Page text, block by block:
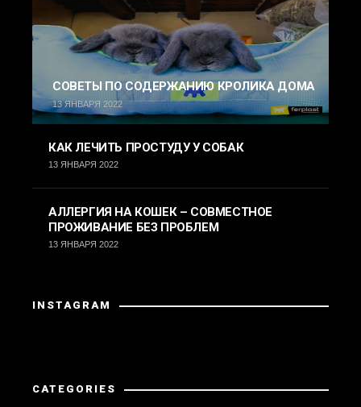
СОВЕТЫ ПО СОДЕРЖАНИЮ КРОЛИКА ДОМА
13 ЯНВАРЯ 2022
КАК ЛЕЧИТЬ ПРОСТУДУ У СОБАК
13 ЯНВАРЯ 2022
АЛЛЕРГИЯ НА КОШЕК – СОВМЕСТНОЕ
ПРОЖИВАНИЕ БЕЗ ПРОБЛЕМ
13 ЯНВАРЯ 2022
INSTAGRAM
CATEGORIES